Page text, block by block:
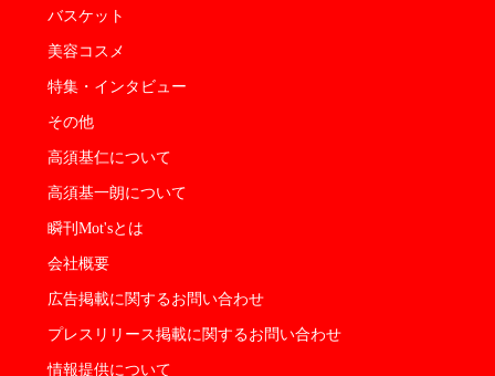
バスケット
美容コスメ
特集・インタビュー
その他
高須基仁について
高須基一朗について
瞬刊Mot'sとは
会社概要
広告掲載に関するお問い合わせ
プレスリリース掲載に関するお問い合わせ
情報提供について